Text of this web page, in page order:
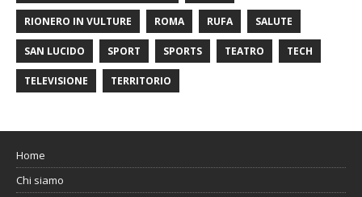
RIONERO IN VULTURE ROMA RUFA SALUTE
SAN LUCIDO SPORT SPORTS TEATRO TECH
TELEVISIONE TERRITORIO
Home
Chi siamo